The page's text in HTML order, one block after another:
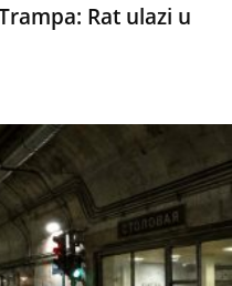
Rat ulazi u